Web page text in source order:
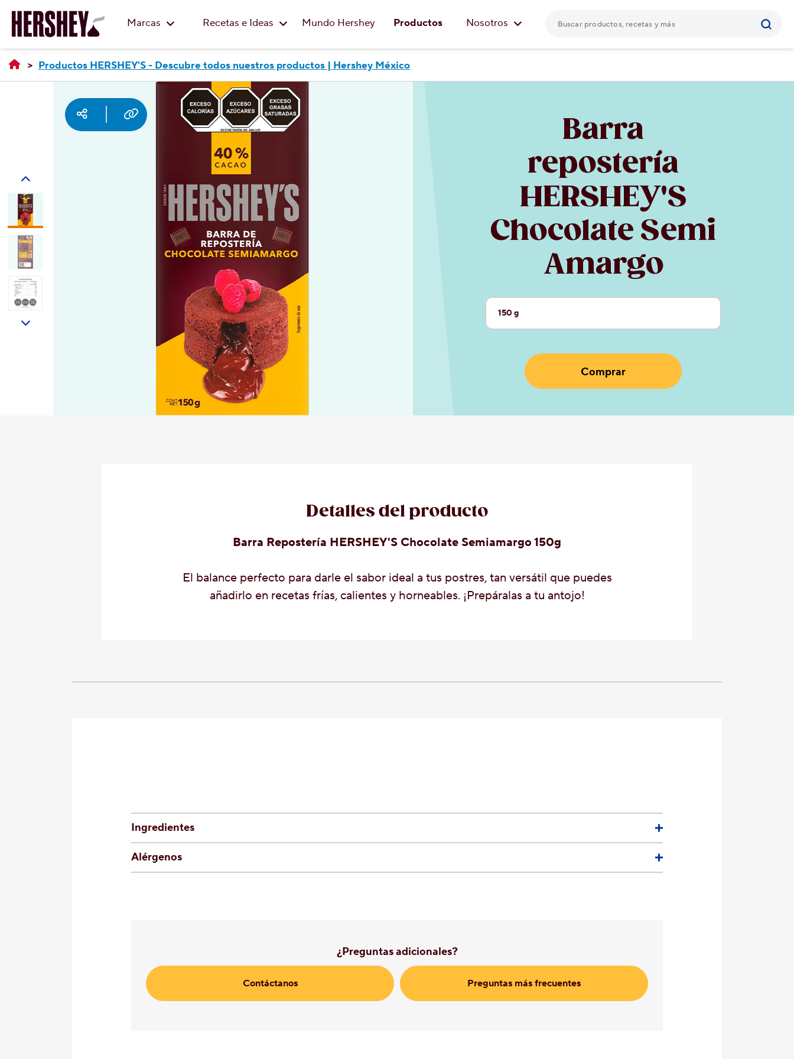
Productos HERSHEY'S - Descubre todos nuestros productos | Hershey México
Marcas Recetas e Ideas Mundo Hershey Productos Nosotros
Barra
repostería
HERSHEY'S
Chocolate Semi
Amargo
150 g
Comprar
Social mediaCopy URL
Detalles del producto
Barra Repostería HERSHEY'S Chocolate Semiamargo 150g
El balance perfecto para darle el sabor ideal a tus postres, tan versátil que puedes
añadirlo en recetas frías, calientes y horneables. ¡Prepáralas a tu antojo!
Ingredientes
Alérgenos
¿Preguntas adicionales?
Contáctanos Preguntas más frecuentes